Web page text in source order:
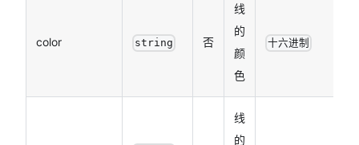
color string 否
线
的
颜
色
十六进制
线
的